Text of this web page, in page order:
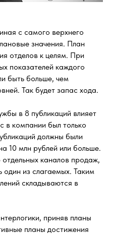
с самого верхнего
значения. План
отделов к целям. При
показателей каждого
быть больше, чем
Так будет запас хода.
в 8 публикаций влияет
в компании был только
должны были
10 млн рублей или больше.
каналов продаж,
из слагаемых. Таким
складываются в
приняв планы
планы достижения